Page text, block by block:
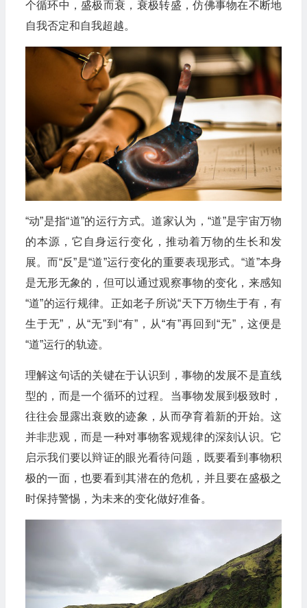
个循环中，盛极而衰，衰极转盛，仿佛事物在不断地
自我否定和自我超越。
“动”是指“道”的运行方式。道家认为，“道”是宇宙万物
的本源，它自身运行变化，推动着万物的生长和发
展。而“反”是“道”运行变化的重要表现形式。“道”本身
是无形无象的，但可以通过观察事物的变化，来感知
“道”的运行规律。正如老子所说“天下万物生于有，有
生于无”，从“无”到“有”，从“有”再回到“无”，这便是
“道”运行的轨迹。
理解这句话的关键在于认识到，事物的发展不是直线
型的，而是一个循环的过程。当事物发展到极致时，
往往会显露出衰败的迹象，从而孕育着新的开始。这
并非悲观，而是一种对事物客观规律的深刻认识。它
启示我们要以辩证的眼光看待问题，既要看到事物积
极的一面，也要看到其潜在的危机，并且要在盛极之
时保持警惕，为未来的变化做好准备。